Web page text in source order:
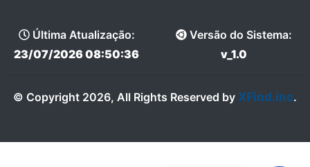
Última Atualização:
23/07/2026 08:50:36
Versão do Sistema:
v_1.0
© Copyright 2026, All Rights Reserved by XFind.inc.